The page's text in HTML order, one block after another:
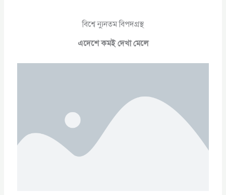
বিশ্বে ন্যুনতম বিপদগ্রস্থ
এদেশে কমই দেখা মেলে